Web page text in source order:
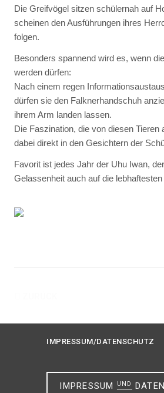
Die Greifvögel sitzen schülernah auf
scheinen den Ausführungen ihres
folgen.
Besonders spannend wird es, wenn
werden dürfen:
Nach einem regen
dürfen sie den Falknerhandschuh
ihrem Arm landen lassen.
Die Faszination, die von diesen Tieren
dabei direkt in den Gesichtern der
Favorit ist jedes Jahr der Uhu Iwan,
Gelassenheit auch auf die
IMPRESSUM/DATENSCHUTZ
IMPRESSUM UND